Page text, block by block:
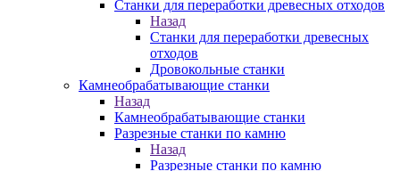
Станки для переработки древесных отходов
Назад
Станки для переработки древесных
отходов
Дровокольные станки
Камнеобрабатывающие станки
Назад
Камнеобрабатывающие станки
Разрезные станки по камню
Назад
Разрезные станки по камню